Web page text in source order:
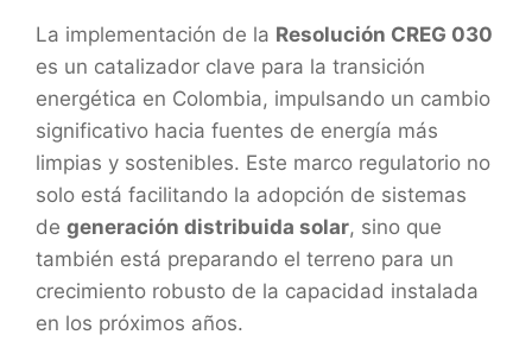
La implementación de la Resolución CREG 030
es un catalizador clave para la transición
energética en Colombia, impulsando un cambio
significativo hacia fuentes de energía más
limpias y sostenibles. Este marco regulatorio no
solo está facilitando la adopción de sistemas
de generación distribuida solar, sino que
también está preparando el terreno para un
crecimiento robusto de la capacidad instalada
en los próximos años.